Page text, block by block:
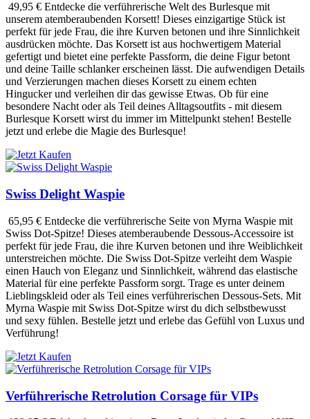
49,95 € Entdecke die verführerische Welt des Burlesque mit
unserem atemberaubenden Korsett! Dieses einzigartige Stück ist
perfekt für jede Frau, die ihre Kurven betonen und ihre Sinnlichkeit
ausdrücken möchte. Das Korsett ist aus hochwertigem Material
gefertigt und bietet eine perfekte Passform, die deine Figur betont
und deine Taille schlanker erscheinen lässt. Die aufwendigen Details
und Verzierungen machen dieses Korsett zu einem echten
Hingucker und verleihen dir das gewisse Etwas. Ob für eine
besondere Nacht oder als Teil deines Alltagsoutfits - mit diesem
Burlesque Korsett wirst du immer im Mittelpunkt stehen! Bestelle
jetzt und erlebe die Magie des Burlesque!
Swiss Delight Waspie
65,95 € Entdecke die verführerische Seite von Myrna Waspie mit
Swiss Dot-Spitze! Dieses atemberaubende Dessous-Accessoire ist
perfekt für jede Frau, die ihre Kurven betonen und ihre Weiblichkeit
unterstreichen möchte. Die Swiss Dot-Spitze verleiht dem Waspie
einen Hauch von Eleganz und Sinnlichkeit, während das elastische
Material für eine perfekte Passform sorgt. Trage es unter deinem
Lieblingskleid oder als Teil eines verführerischen Dessous-Sets. Mit
Myrna Waspie mit Swiss Dot-Spitze wirst du dich selbstbewusst
und sexy fühlen. Bestelle jetzt und erlebe das Gefühl von Luxus und
Verführung!
Verführerische Retrolution Corsage für VIPs